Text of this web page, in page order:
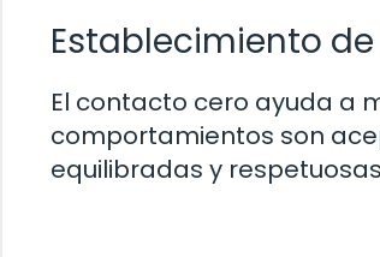
Establecimiento
El contacto cero ayuda a
comportamientos son
equilibradas y